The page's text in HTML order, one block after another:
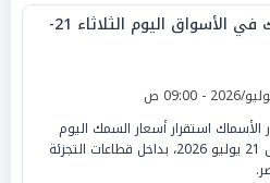
أسعار السمك في الأسواق اليوم الثلاثاء 21-
الأسماك استقرار أسعار السمك اليوم
الثلاثاء، الموافق 21 يوليو 2026، بداخل قطاعات التجزئة